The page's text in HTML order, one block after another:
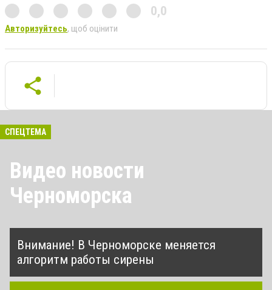
0,0
Авторизуйтесь, щоб оцінити
СПЕЦТЕМА
Видео новости
Черноморска
Внимание! В Черноморске меняется
алгоритм работы сирены